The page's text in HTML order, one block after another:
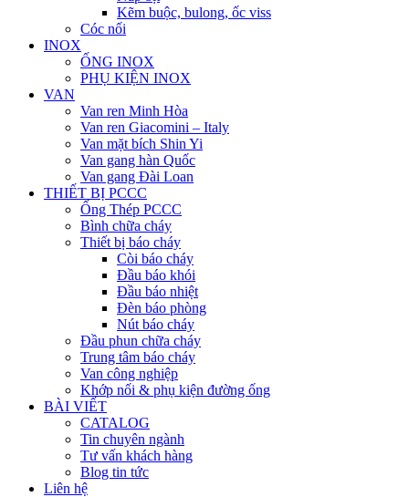
Kẽm buộc, bulong, ốc viss
Cóc nối
INOX
ỐNG INOX
PHỤ KIỆN INOX
VAN
Van ren Minh Hòa
Van ren Giacomini – Italy
Van mặt bích Shin Yi
Van gang hàn Quốc
Van gang Đài Loan
THIẾT BỊ PCCC
Ống Thép PCCC
Bình chữa cháy
Thiết bị báo cháy
Còi báo cháy
Đầu báo khói
Đầu báo nhiệt
Đèn báo phòng
Nút báo cháy
Đầu phun chữa cháy
Trung tâm báo cháy
Van công nghiệp
Khớp nối & phụ kiện đường ống
BÀI VIẾT
CATALOG
Tin chuyên ngành
Tư vấn khách hàng
Blog tin tức
Liên hệ